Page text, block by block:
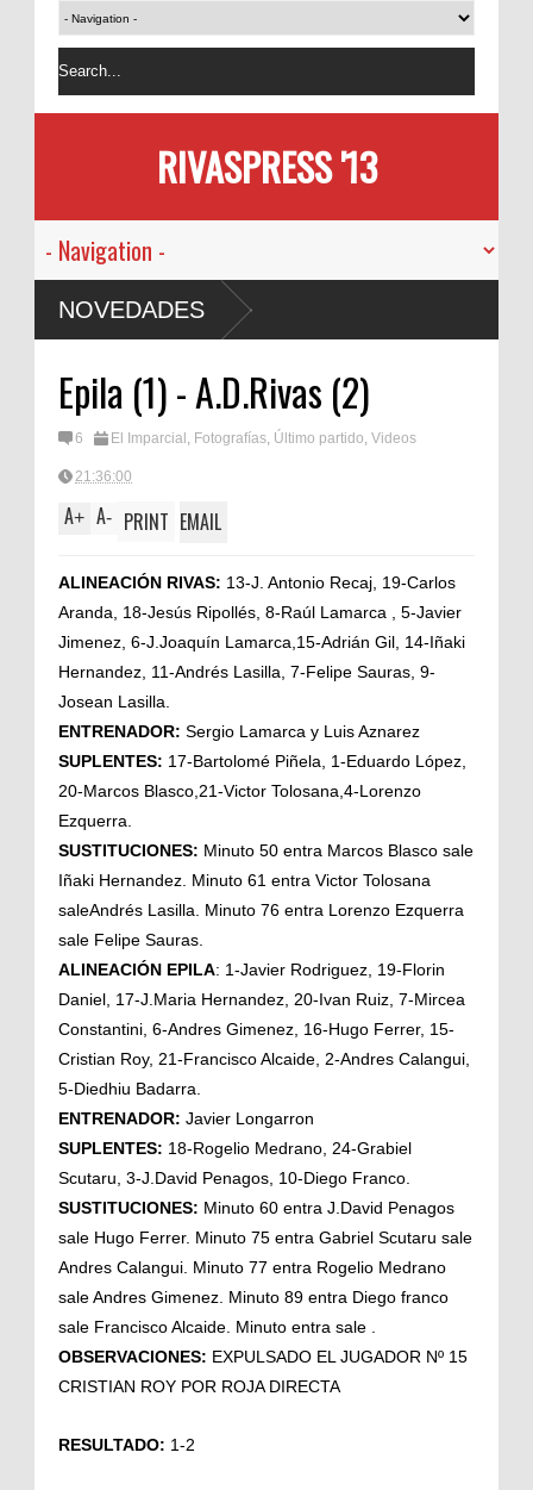
RIVASPRESS '13
NOVEDADES
Epila (1) - A.D.Rivas (2)
6 El Imparcial , Fotografías, Último partido, Videos
21:36:00
A+ A- PRINT EMAIL
ALINEACIÓN RIVAS: 13-J. Antonio Recaj, 19-Carlos
Aranda, 18-Jesús Ripollés, 8-Raúl Lamarca , 5-Javier
Jimenez, 6-J.Joaquín Lamarca,15-Adrián Gil, 14-Iñaki
Hernandez, 11-Andrés Lasilla, 7-Felipe Sauras, 9-
Josean Lasilla.
ENTRENADOR: Sergio Lamarca y Luis Aznarez
SUPLENTES: 17-Bartolomé Piñela, 1-Eduardo López,
20-Marcos Blasco,21-Victor Tolosana,4-Lorenzo
Ezquerra.
SUSTITUCIONES: Minuto 50 entra Marcos Blasco sale
Iñaki Hernandez. Minuto 61 entra Victor Tolosana
saleAndrés Lasilla. Minuto 76 entra Lorenzo Ezquerra
sale Felipe Sauras.
ALINEACIÓN EPILA: 1-Javier Rodriguez, 19-Florin
Daniel, 17-J.Maria Hernandez, 20-Ivan Ruiz, 7-Mircea
Constantini, 6-Andres Gimenez, 16-Hugo Ferrer, 15-
Cristian Roy, 21-Francisco Alcaide, 2-Andres Calangui,
5-Diedhiu Badarra.
ENTRENADOR: Javier Longarron
SUPLENTES: 18-Rogelio Medrano, 24-Grabiel
Scutaru, 3-J.David Penagos, 10-Diego Franco.
SUSTITUCIONES: Minuto 60 entra J.David Penagos
sale Hugo Ferrer. Minuto 75 entra Gabriel Scutaru sale
Andres Calangui. Minuto 77 entra Rogelio Medrano
sale Andres Gimenez. Minuto 89 entra Diego franco
sale Francisco Alcaide. Minuto entra sale .
OBSERVACIONES: EXPULSADO EL JUGADOR Nº 15
CRISTIAN ROY POR ROJA DIRECTA
RESULTADO: 1-2